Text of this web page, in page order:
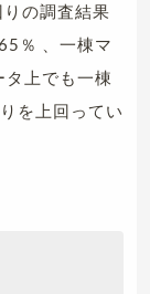
の調査結果
％ 、一棟マ
上でも一棟
を上回ってい